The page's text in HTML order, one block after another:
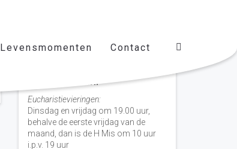
Levensmomenten Contact
Vieringen door de week
H. Nicolaas Baarn
Eucharistievieringen:
Dinsdag en vrijdag om 19.00 uur,
behalve de eerste vrijdag van de
maand, dan is de H Mis om 10 uur
i.p.v. 19 uur